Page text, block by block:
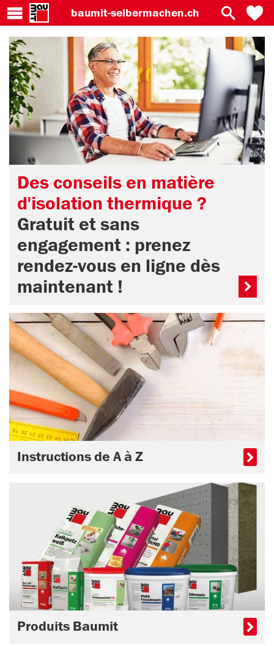
baumit-selbermachen.ch
Des conseils en matière
d'isolation thermique ?
Gratuit et sans
engagement : prenez
rendez-vous en ligne dès
maintenant !
Instructions de A à Z
Produits Baumit